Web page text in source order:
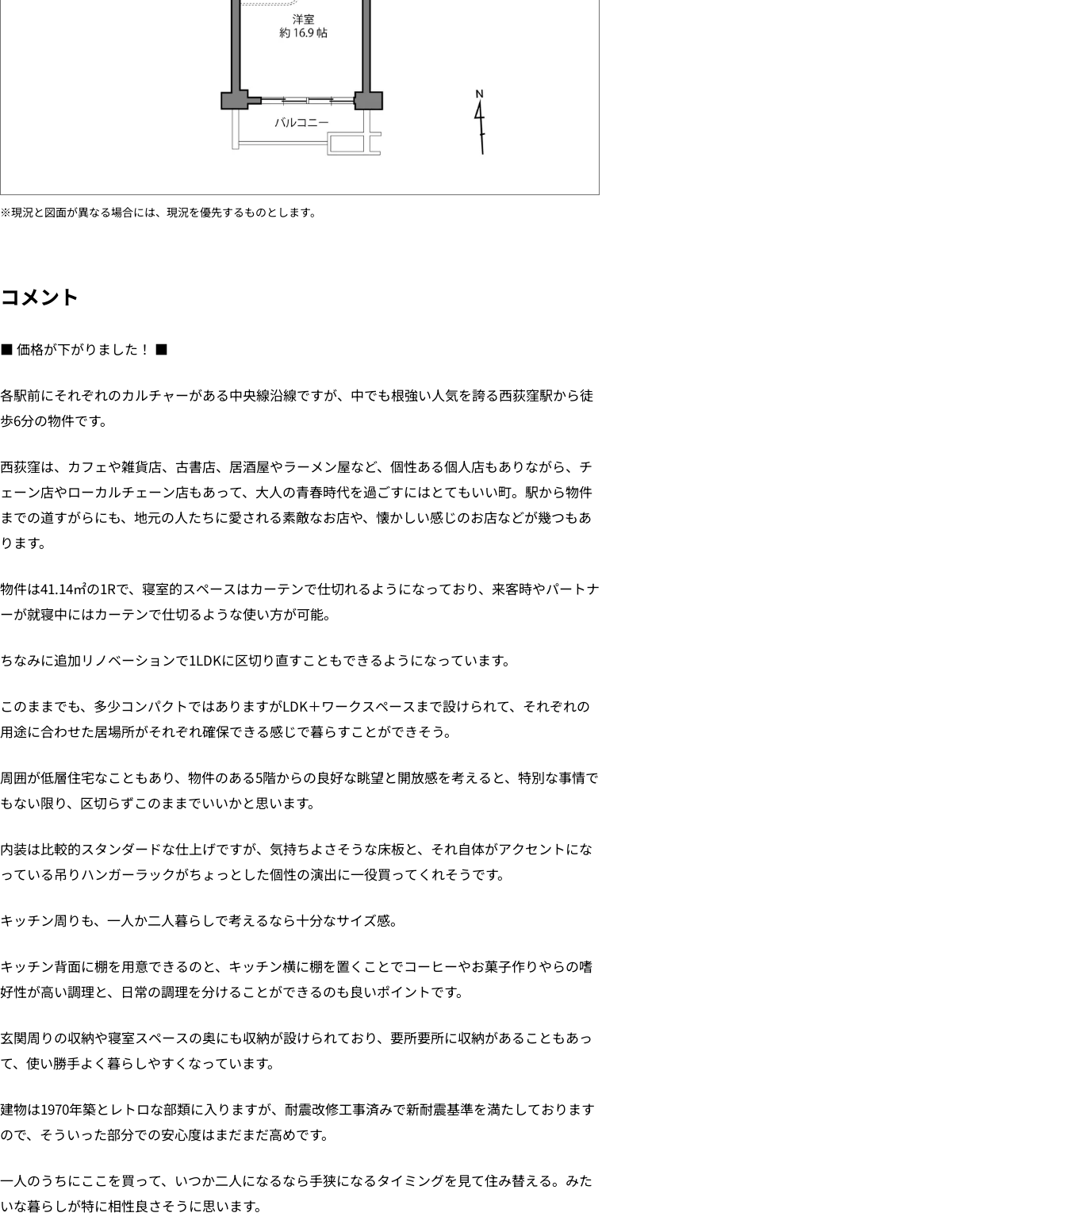
※現況と図面が異なる場合には、現況を優先するものとします。
コメント
■ 価格が下がりました！ ■
各駅前にそれぞれのカルチャーがある中央線沿線ですが、中でも根強い人気を誇る西荻窪駅から徒
歩6分の物件です。
西荻窪は、カフェや雑貨店、古書店、居酒屋やラーメン屋など、個性ある個人店もありながら、チ
ェーン店やローカルチェーン店もあって、大人の青春時代を過ごすにはとてもいい町。駅から物件
までの道すがらにも、地元の人たちに愛される素敵なお店や、懐かしい感じのお店などが幾つもあ
ります。
物件は41.14㎡の1Rで、寝室的スペースはカーテンで仕切れるようになっており、来客時やパートナ
ーが就寝中にはカーテンで仕切るような使い方が可能。
ちなみに追加リノベーションで1LDKに区切り直すこともできるようになっています。
このままでも、多少コンパクトではありますがLDK＋ワークスペースまで設けられて、それぞれの
用途に合わせた居場所がそれぞれ確保できる感じで暮らすことができそう。
周囲が低層住宅なこともあり、物件のある5階からの良好な眺望と開放感を考えると、特別な事情で
もない限り、区切らずこのままでいいかと思います。
内装は比較的スタンダードな仕上げですが、気持ちよさそうな床板と、それ自体がアクセントにな
っている吊りハンガーラックがちょっとした個性の演出に一役買ってくれそうです。
キッチン周りも、一人か二人暮らしで考えるなら十分なサイズ感。
キッチン背面に棚を用意できるのと、キッチン横に棚を置くことでコーヒーやお菓子作りやらの嗜
好性が高い調理と、日常の調理を分けることができるのも良いポイントです。
玄関周りの収納や寝室スペースの奥にも収納が設けられており、要所要所に収納があることもあっ
て、使い勝手よく暮らしやすくなっています。
建物は1970年築とレトロな部類に入りますが、耐震改修工事済みで新耐震基準を満たしております
ので、そういった部分での安心度はまだまだ高めです。
一人のうちにここを買って、いつか二人になるなら手狭になるタイミングを見て住み替える。みた
いな暮らしが特に相性良さそうに思います。